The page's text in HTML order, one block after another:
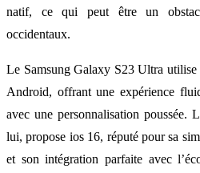
natif, ce qui peut être un
occidentaux.
Le Samsung Galaxy S23 Ultra
Android, offrant une expérience
avec une personnalisation poussée.
lui, propose ios 16, réputé pour sa
et son intégration parfaite avec